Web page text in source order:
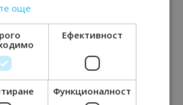
картичка от…”: Пловдив, градът на
времена
23/06/2026 10:00
картичка от…”: Перник – град на
културата и вдъхновяващите...
17/06/2026 09:01
още
Ефективност
Функционалност